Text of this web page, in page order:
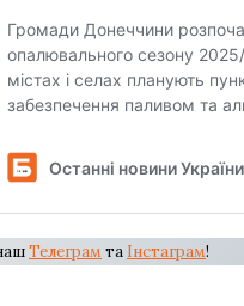
Телеграм та Інстаграм!